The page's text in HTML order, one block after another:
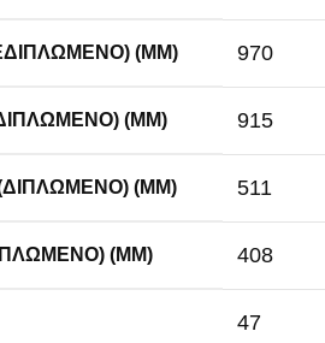
(MM) 970
(MM) 915
(MM) 511
(MM) 408
47